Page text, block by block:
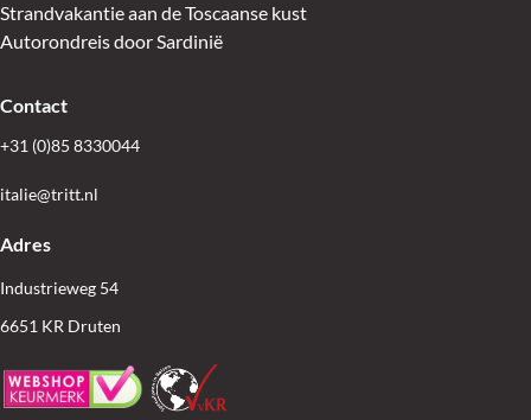
Strandvakantie aan de Toscaanse kust
Autorondreis door Sardinië
Contact
+31 (0)85 8330044
italie@tritt.nl
Adres
Industrieweg 54
6651 KR Druten